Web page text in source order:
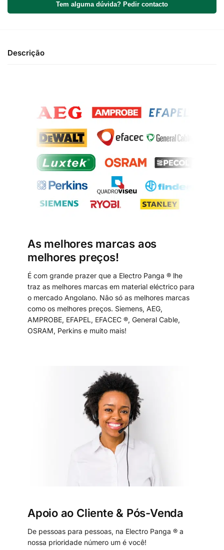
Tem alguma dúvida? Pedir contacto
Descrição
As melhores marcas aos
melhores preços!
É com grande prazer que a Electro Panga ® lhe
traz as melhores marcas em material eléctrico para
o mercado Angolano. Não só as melhores marcas
como os melhores preços. Siemens, AEG,
AMPROBE, EFAPEL, EFACEC ®, General Cable,
OSRAM, Perkins e muito mais!
Apoio ao Cliente & Pós-Venda
De pessoas para pessoas, na Electro Panga ® a
nossa prioridade número um é você!